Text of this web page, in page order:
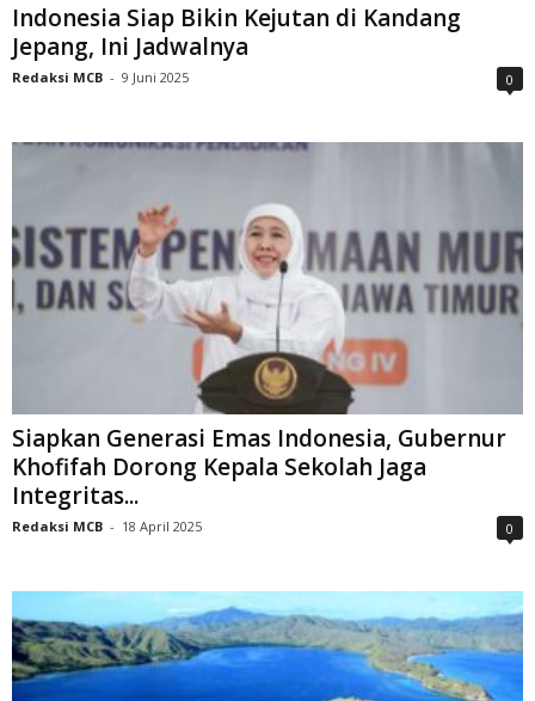
Indonesia Siap Bikin Kejutan di Kandang
Jepang, Ini Jadwalnya
Redaksi MCB - 9 Juni 2025 0
Siapkan Generasi Emas Indonesia, Gubernur
Khofifah Dorong Kepala Sekolah Jaga
Integritas...
Redaksi MCB - 18 April 2025 0